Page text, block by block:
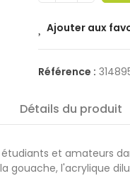
Ajouter aux
Référence :
Détails du produit
et amateurs
l'acrylique